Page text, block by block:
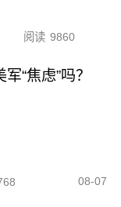
阅读 9860
“焦虑”吗？
08-07